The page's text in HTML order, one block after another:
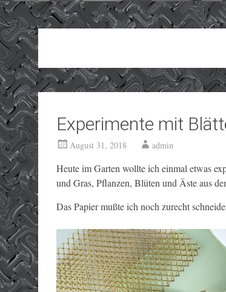
Experimente mit
August 31, 2018 admin
Heute im Garten wollte ich einmal etwas
und Gras, Pflanzen, Blüten und Äste aus
Das Papier mußte ich noch zurecht